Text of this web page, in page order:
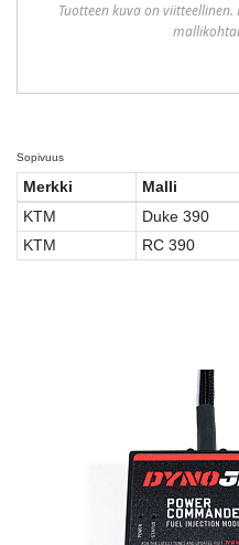
Tuotteen kuva on
Sopivuus
Merkki Malli
KTM
Duke 390
KTM
RC 390